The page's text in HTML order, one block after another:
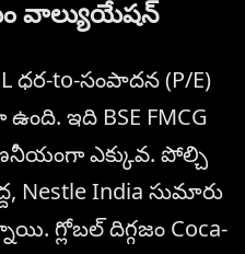
వాల్యుయేషన్
ధర-to-సంపాదన (P/E)
ఉంది. ఇది BSE FMCG
ఎక్కువ. పోల్చి
Nestle India సుమారు
గ్లోబల్ దిగ్గజం Coca-